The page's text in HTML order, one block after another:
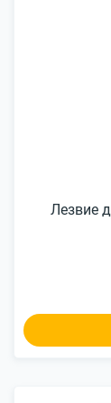
Лезвие